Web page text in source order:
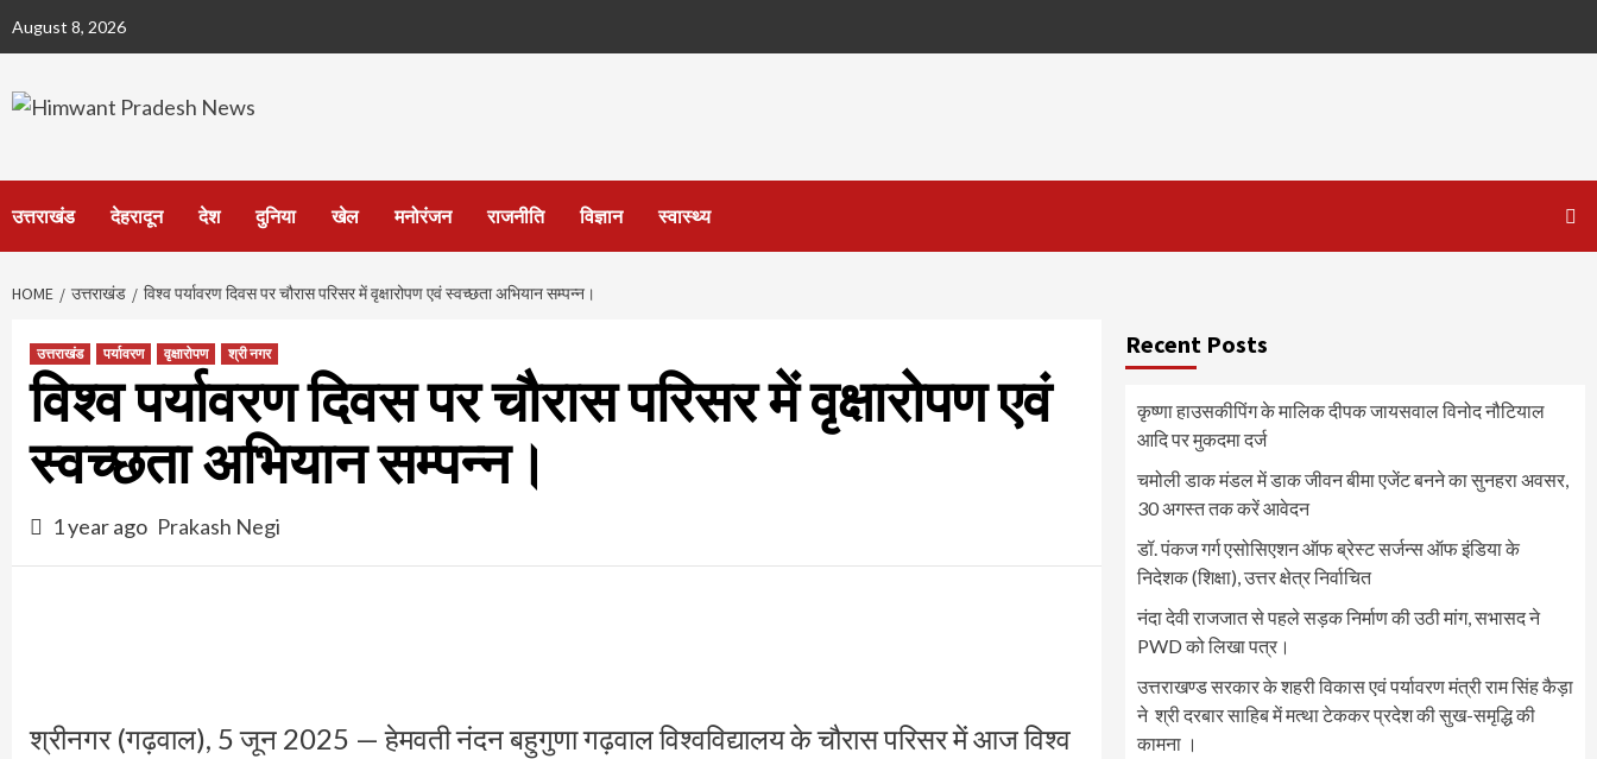
August 8, 2026
उत्तराखंड देहरादून देश दुनिया खेल मनोरंजन राजनीति विज्ञान स्वास्थ्य
HOME उत्तराखंड विश्व पर्यावरण दिवस पर चौरास परिसर में वृक्षारोपण एवं स्वच्छता अभियान सम्पन्न।
उत्तराखंड पर्यावरण वृक्षारोपण श्री नगर
विश्व पर्यावरण दिवस पर चौरास परिसर में वृक्षारोपण एवं
स्वच्छता अभियान सम्पन्न।
1 year ago Prakash Negi
श्रीनगर (गढ़वाल), 5 जून 2025 — हेमवती नंदन बहुगुणा गढ़वाल विश्वविद्यालय के चौरास परिसर में आज विश्व
Recent Posts
कृष्णा हाउसकीपिंग के मालिक दीपक जायसवाल विनोद नौटियाल
आदि पर मुकदमा दर्ज
चमोली डाक मंडल में डाक जीवन बीमा एजेंट बनने का सुनहरा अवसर,
30 अगस्त तक करें आवेदन
डॉ. पंकज गर्ग एसोसिएशन ऑफ ब्रेस्ट सर्जन्स ऑफ इंडिया के
निदेशक (शिक्षा), उत्तर क्षेत्र निर्वाचित
नंदा देवी राजजात से पहले सड़क निर्माण की उठी मांग, सभासद ने
PWD को लिखा पत्र।
उत्तराखण्ड सरकार के शहरी विकास एवं पर्यावरण मंत्री राम सिंह कैड़ा
ने श्री दरबार साहिब में मत्था टेककर प्रदेश की सुख-समृद्धि की
कामना ।